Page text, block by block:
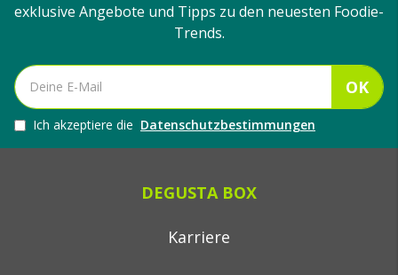
exklusive Angebote und Tipps zu den neuesten Foodie-
Trends.
OK
Ich akzeptiere die Datenschutzbestimmungen
DEGUSTA BOX
Karriere